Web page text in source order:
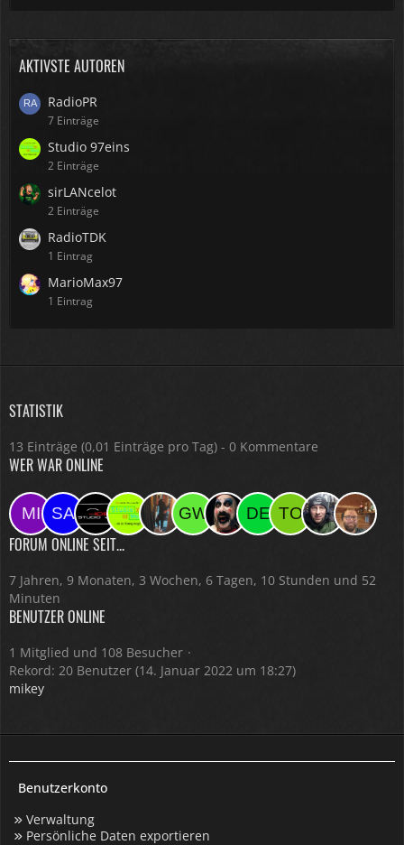
AKTIVSTE AUTOREN
RadioPR
7 Einträge
Studio 97eins
2 Einträge
sirLANcelot
2 Einträge
RadioTDK
1 Eintrag
MarioMax97
1 Eintrag
STATISTIK
13 Einträge (0,01 Einträge pro Tag) - 0 Kommentare
WER WAR ONLINE
FORUM ONLINE SEIT...
7 Jahren, 9 Monaten, 3 Wochen, 6 Tagen, 10 Stunden und 52
Minuten
BENUTZER ONLINE
1 Mitglied und 108 Besucher
Rekord: 20 Benutzer (14. Januar 2022 um 18:27)
mikey
Benutzerkonto
Verwaltung
Persönliche Daten exportieren